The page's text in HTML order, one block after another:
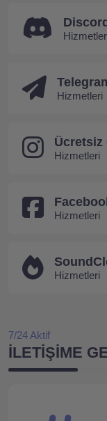
Discord
Hizmetleri
Ücretsiz
Hizmetleri
Hizmetleri
Hizmetleri
7/24 Aktif
İLETIŞIME